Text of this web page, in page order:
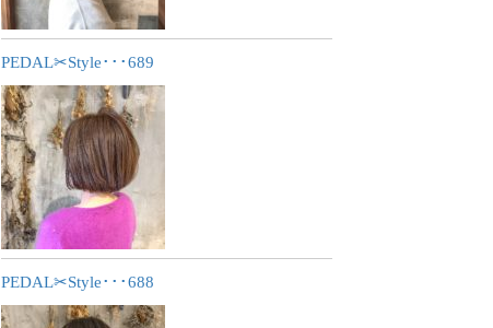
PEDAL✂︎Style･･･689
PEDAL✂︎Style･･･688